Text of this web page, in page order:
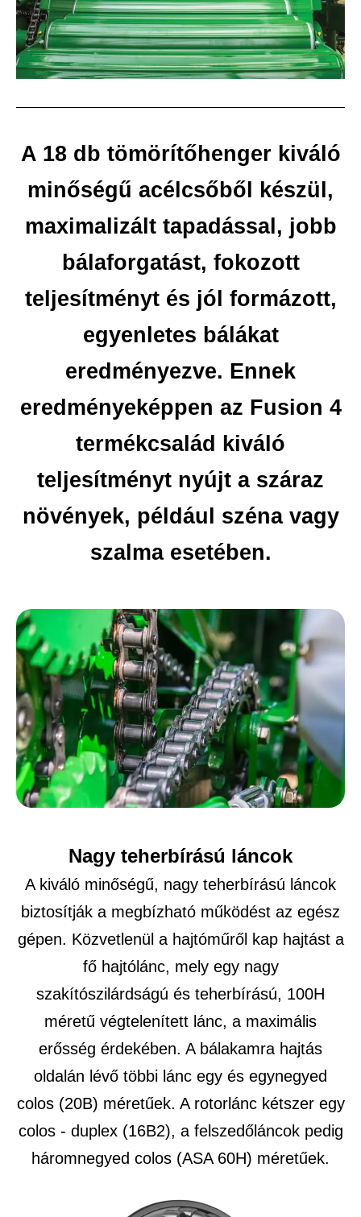
A 18 db tömörítőhenger kiváló
minőségű acélcsőből készül,
maximalizált tapadással, jobb
bálaforgatást, fokozott
teljesítményt és jól formázott,
egyenletes bálákat
eredményezve. Ennek
eredményeképpen az Fusion 4
termékcsalád kiváló
teljesítményt nyújt a száraz
növények, például széna vagy
szalma esetében.
Nagy teherbírású láncok
A kiváló minőségű, nagy teherbírású láncok
biztosítják a megbízható működést az egész
gépen. Közvetlenül a hajtóműről kap hajtást a
fő hajtólánc, mely egy nagy
szakítószilárdságú és teherbírású, 100H
méretű végtelenített lánc, a maximális
erősség érdekében. A bálakamra hajtás
oldalán lévő többi lánc egy és egynegyed
colos (20B) méretűek. A rotorlánc kétszer egy
colos - duplex (16B2), a felszedőláncok pedig
háromnegyed colos (ASA 60H) méretűek.